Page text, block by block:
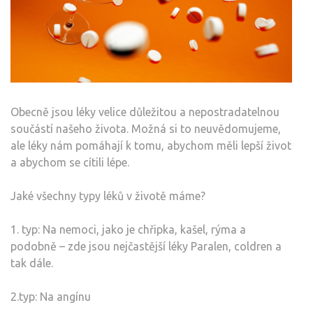
Obecně jsou léky velice důležitou a nepostradatelnou
součástí našeho života. Možná si to neuvědomujeme,
ale léky nám pomáhají k tomu, abychom měli lepší život
a abychom se cítili lépe.
Jaké všechny typy léků v životě máme?
1. typ: Na nemoci, jako je chřipka, kašel, rýma a
podobně – zde jsou nejčastější léky Paralen, coldren a
tak dále.
2.typ: Na angínu